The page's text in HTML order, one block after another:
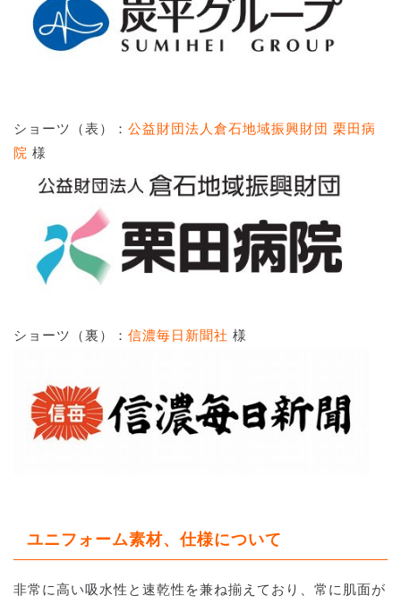
ショーツ（表）： 公益財団法人倉石地域振興財団 栗田病
院 様
ショーツ（裏）： 信濃毎日新聞社 様
ユニフォーム素材、仕様について
非常に高い吸水性と速乾性を兼ね揃えており、常に肌面が